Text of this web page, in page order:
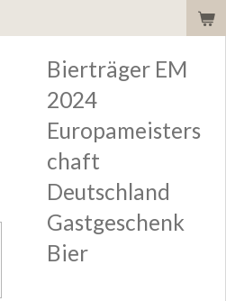
Bierträger EM
2024
Europameisters
chaft
Deutschland
Gastgeschenk
Bier